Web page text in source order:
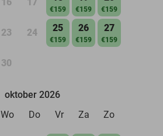
€159 €159 €159
23 24 25
€159
26
€159
27
€159
30
oktober 2026
Wo Do Vr Za Zo